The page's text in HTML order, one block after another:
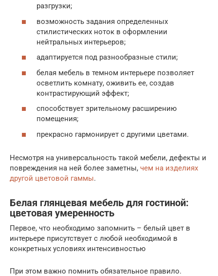
разгрузки;
возможность задания определенных
стилистических ноток в оформлении
нейтральных интерьеров;
адаптируется под разнообразные стили;
белая мебель в темном интерьере позволяет
осветлить комнату, оживить ее, создав
контрастирующий эффект;
способствует зрительному расширению
помещения;
прекрасно гармонирует с другими цветами.
Несмотря на универсальность такой мебели, дефекты и
повреждения на ней более заметны, чем на изделиях
другой цветовой гаммы.
Белая глянцевая мебель для гостиной:
цветовая умеренность
Первое, что необходимо запомнить – белый цвет в
интерьере присутствует с любой необходимой в
конкретных условиях интенсивностью
При этом важно помнить обязательное правило.